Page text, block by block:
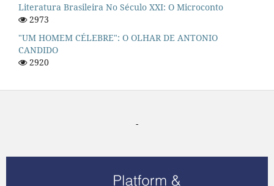
Literatura Brasileira No Século XXI: O Microconto
2973
"UM HOMEM CÉLEBRE": O OLHAR DE ANTONIO
CANDIDO
2920
-